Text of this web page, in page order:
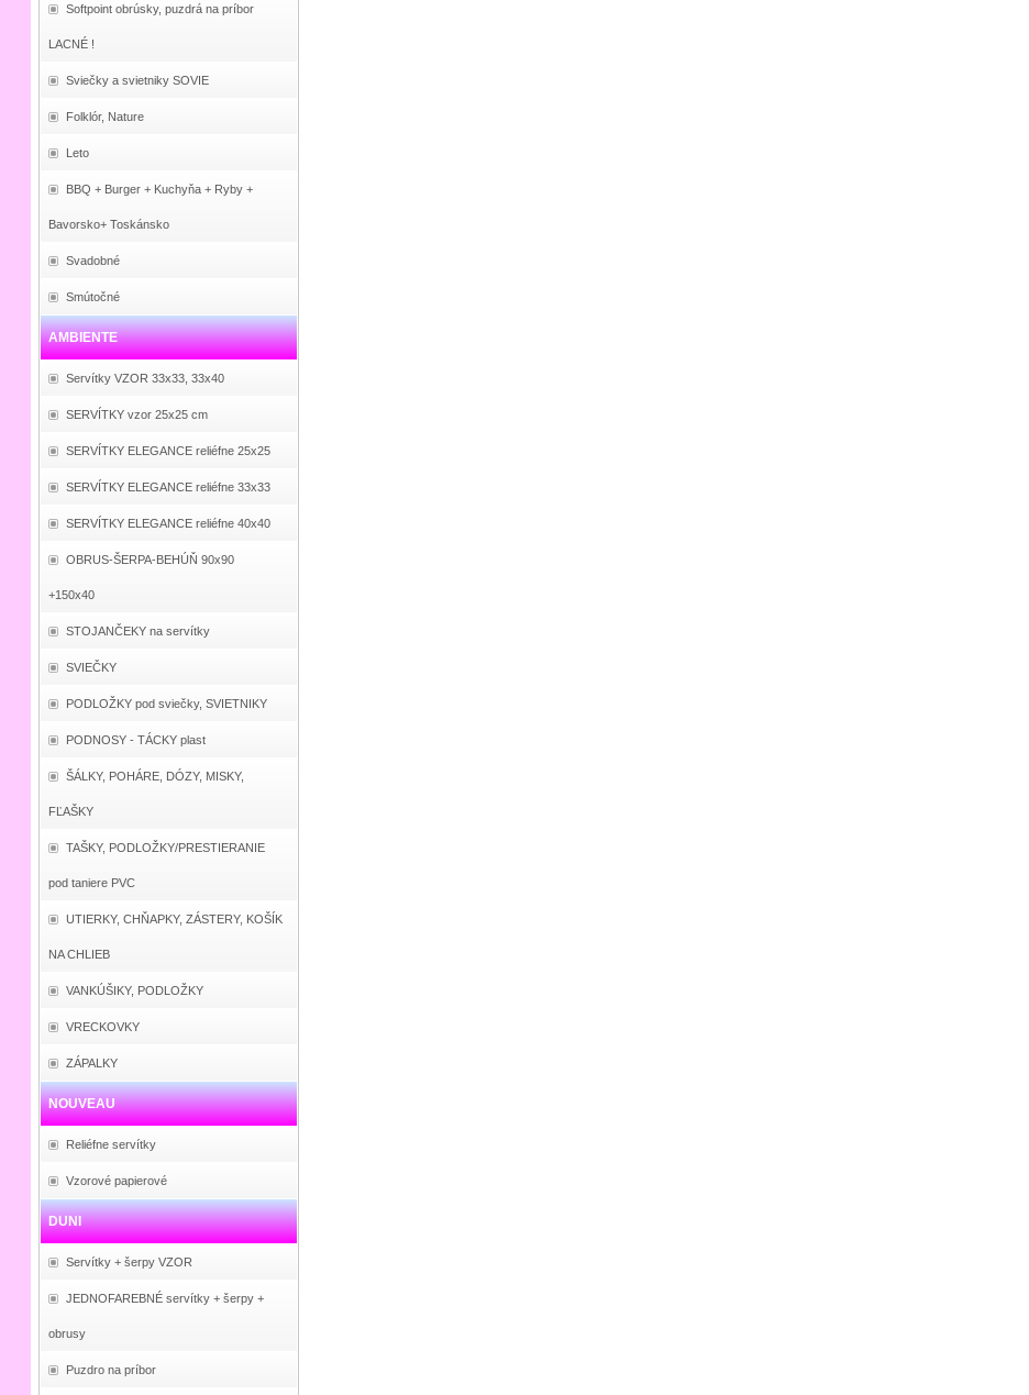
Softpoint obrúsky, puzdrá na príbor
LACNÉ !
Sviečky a svietniky SOVIE
Folklór, Nature
Leto
BBQ + Burger + Kuchyňa + Ryby +
Bavorsko+ Toskánsko
Svadobné
Smútočné
AMBIENTE
Servítky VZOR 33x33, 33x40
SERVÍTKY vzor 25x25 cm
SERVÍTKY ELEGANCE reliéfne 25x25
SERVÍTKY ELEGANCE reliéfne 33x33
SERVÍTKY ELEGANCE reliéfne 40x40
OBRUS-ŠERPA-BEHÚŇ 90x90
+150x40
STOJANČEKY na servítky
SVIEČKY
PODLOŽKY pod sviečky, SVIETNIKY
PODNOSY - TÁCKY plast
ŠÁLKY, POHÁRE, DÓZY, MISKY,
FĽAŠKY
TAŠKY, PODLOŽKY/PRESTIERANIE
pod taniere PVC
UTIERKY, CHŇAPKY, ZÁSTERY, KOŠÍK
NA CHLIEB
VANKÚŠIKY, PODLOŽKY
VRECKOVKY
ZÁPALKY
NOUVEAU
Reliéfne servítky
Vzorové papierové
DUNI
Servítky + šerpy VZOR
JEDNOFAREBNÉ servítky + šerpy +
obrusy
Puzdro na príbor